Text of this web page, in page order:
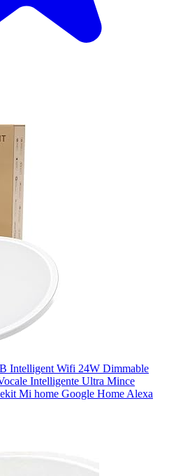
Intelligent Wifi 24W Dimmable
Intelligente Ultra Mince
Mi home Google Home Alexa